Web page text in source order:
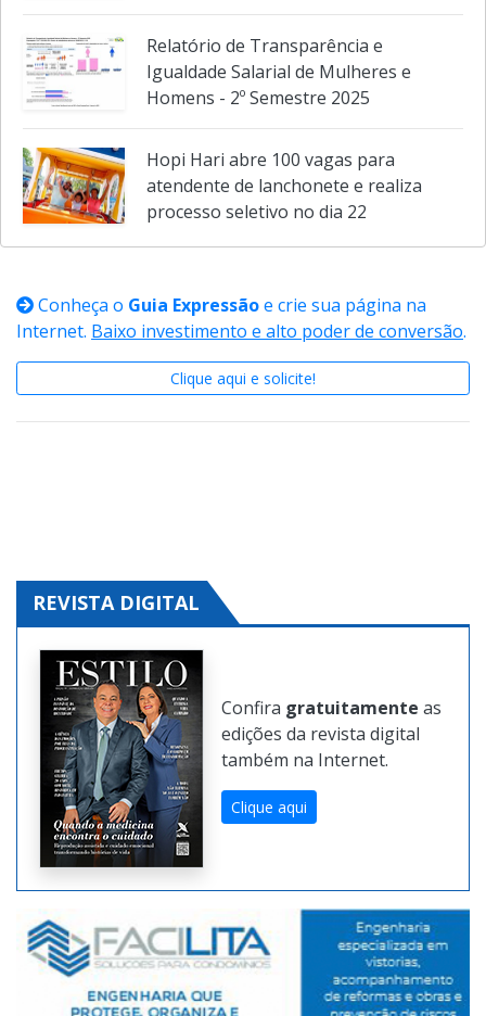
Relatório de Transparência e
Igualdade Salarial de Mulheres e
Homens - 2º Semestre 2025
Hopi Hari abre 100 vagas para
atendente de lanchonete e realiza
processo seletivo no dia 22
Conheça o Guia Expressão e crie sua página na
Internet. Baixo investimento e alto poder de conversão.
Clique aqui e solicite!
REVISTA DIGITAL
Confira gratuitamente as
edições da revista digital
também na Internet.
Clique aqui